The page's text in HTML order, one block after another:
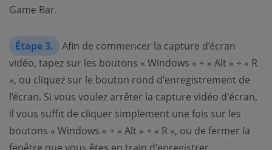
Game Bar.
Étape 3.
Afin de commencer la capture d’écran
vidéo, tapez sur les boutons « Windows » + « Alt » + « R
», ou cliquez sur le bouton rond d'enregistrement de
l’écran. Si vous voulez arrêter la capture vidéo d'écran,
il vous suffit de cliquer simplement une fois sur les
boutons « Windows » + « Alt » + « R », ou de fermer la